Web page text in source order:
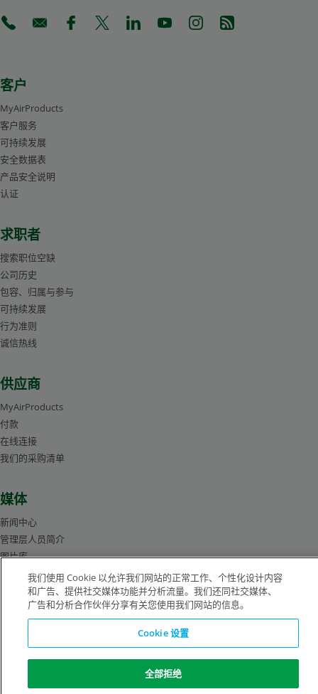
(Opens in a new tab)
(Opens in a new tab)
(Opens in a new tab)
(Opens in a new tab)
(Opens in a new tab)
(Opens in a new tab)
(Opens in a new tab)
(Opens in a new
客户
MyAirProducts
客户服务
可持续发展
安全数据表
产品安全说明
认证
求职者
搜索职位空缺
公司历史
包容、归属与参与
可持续发展
行为准则
诚信热线
供应商
MyAirProducts
付款
在线连接
我们的采购清单
媒体
新闻中心
管理层人员简介
图片库
沪ICP备19019974号-2
版权所有©1996-2026 空气化工产品有限公司（ Air Products and Chemicals, Inc.）
保留所有权利。
法律公告 隐私声明 Cookie 通知
我们使用 Cookie 以允许我们网站的正常工作、个性化设计内容
和广告、提供社交媒体功能并分析流量。我们还同社交媒体、
广告和分析合作伙伴分享有关您使用我们网站的信息。
Cookie 设置
全部拒绝